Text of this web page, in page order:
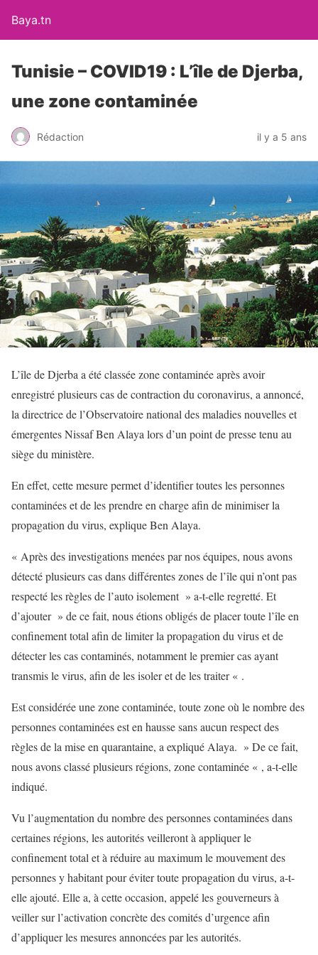
Baya.tn
Tunisie – COVID19 : L’île de Djerba,
une zone contaminée
Rédaction il y a 5 ans
L’île de Djerba a été classée zone contaminée après avoir
enregistré plusieurs cas de contraction du coronavirus, a annoncé,
la directrice de l’Observatoire national des maladies nouvelles et
émergentes Nissaf Ben Alaya lors d’un point de presse tenu au
siège du ministère.
En effet, cette mesure permet d’identifier toutes les personnes
contaminées et de les prendre en charge afin de minimiser la
propagation du virus, explique Ben Alaya.
« Après des investigations menées par nos équipes, nous avons
détecté plusieurs cas dans différentes zones de l’île qui n’ont pas
respecté les règles de l’auto isolement » a-t-elle regretté. Et
d’ajouter » de ce fait, nous étions obligés de placer toute l’île en
confinement total afin de limiter la propagation du virus et de
détecter les cas contaminés, notamment le premier cas ayant
transmis le virus, afin de les isoler et de les traiter « .
Est considérée une zone contaminée, toute zone où le nombre des
personnes contaminées est en hausse sans aucun respect des
règles de la mise en quarantaine, a expliqué Alaya. » De ce fait,
nous avons classé plusieurs régions, zone contaminée « , a-t-elle
indiqué.
Vu l’augmentation du nombre des personnes contaminées dans
certaines régions, les autorités veilleront à appliquer le
confinement total et à réduire au maximum le mouvement des
personnes y habitant pour éviter toute propagation du virus, a-t-
elle ajouté. Elle a, à cette occasion, appelé les gouverneurs à
veiller sur l’activation concrète des comités d’urgence afin
d’appliquer les mesures annoncées par les autorités.